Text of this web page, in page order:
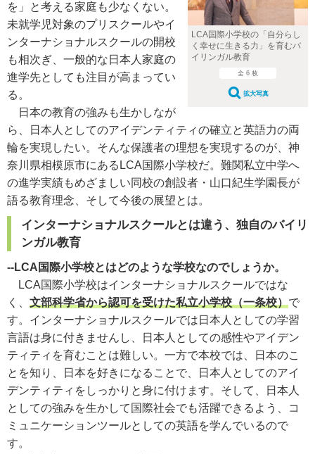
LCA国際小学校の「自分らし
く幸せに生きる力」を育むバ
イリンガル教育
全 6 枚
拡大写真
を」と考える家庭も少なくない。
未就学児対象のプリスクールやイ
ンターナショナルスクールの開校
も相次ぎ、一般的な日本人家庭の
進学先としても注目が高まってい
る。
日本の教育の強みも生かしなが
ら、日本人としてのアイデンティティの確立と英語力の両
輪を実現したい。そんな保護者の理想を実現するのが、神
奈川県相模原市にあるLCA国際小学校だ。難関私立中学へ
の進学実績もめざましい同校の創設者・山口紀生学園長が
語る教育理念、そして今後の展望とは。
インターナショナルスクールとは違う、独自のバイリ
ンガル教育
--LCA国際小学校とはどのような学校なのでしょうか。
LCA国際小学校はインターナショナルスクールではな
く、 文部科学省から認可を受けた私立小学校（一条校）で
す。インターナショナルスクールでは日本人としての学習
言語は身に付きませんし、日本人としての感性やアイデン
ティティを育むことは難しい。一方で本校では、日本のこ
とを知り、日本を好きになることで、日本人としてのアイ
デンティティをしっかりと身に付けます。そして、日本人
としての強みを生かして国際社会でも活躍できるよう、コ
ミュニケーションツールとしての英語を学んでいるので
す。